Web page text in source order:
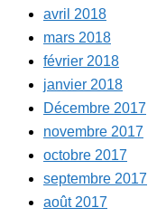
avril 2018
mars 2018
février 2018
janvier 2018
Décembre 2017
novembre 2017
octobre 2017
septembre 2017
août 2017